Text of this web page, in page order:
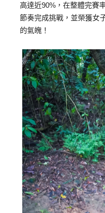
高達近90%，在整體完賽
節奏完成挑戰，並榮獲女
的氣魄！